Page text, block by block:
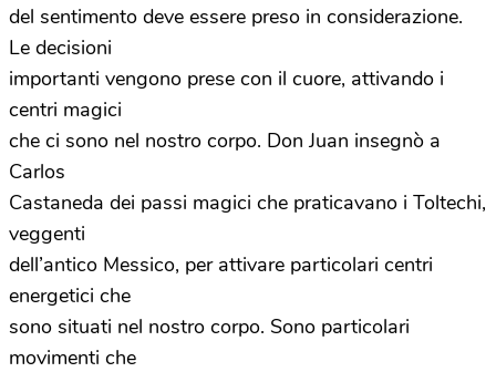
del sentimento deve essere preso in considerazione.
Le decisioni
importanti vengono prese con il cuore, attivando i
centri magici
che ci sono nel nostro corpo. Don Juan insegnò a
Carlos
Castaneda dei passi magici che praticavano i Toltechi,
veggenti
dell’antico Messico, per attivare particolari centri
energetici che
sono situati nel nostro corpo. Sono particolari
movimenti che